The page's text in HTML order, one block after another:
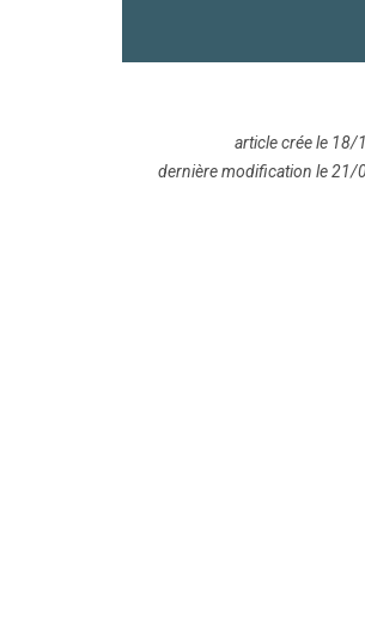
article crée le
dernière modification le 21/